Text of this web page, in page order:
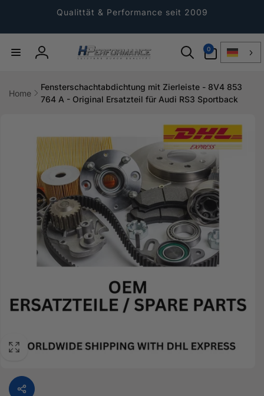
Qualittät & Performance seit 2009
Einloggen
0
Artikel
Home
Fensterschachtabdichtung mit Zierleiste - 8V4 853
764 A - Original Ersatzteil für Audi RS3 Sportback